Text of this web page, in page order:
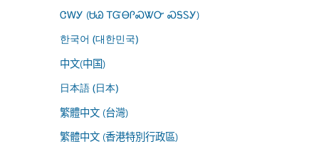
ᏣᎳᎩ (ᏌᏊ ᎢᏳᎾᎵᏍᏔᏅ ᏍᎦᏚᎩ)
한국어 (대한민국)
中文(中国)
日本語 (日本)
繁體中文 (台灣)
繁體中文 (香港特別行政區)